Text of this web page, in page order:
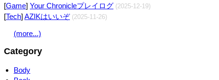
[Game] Your Chronicleプレイログ (2025-12-19)
[Tech]AZIKはいいぞ (2025-11-26)
(more...)
Category
Body